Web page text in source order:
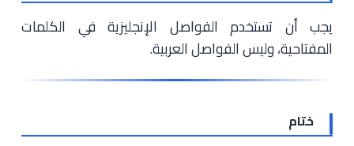
يجب أن تستخدم الفواصل الإنجليزية في الكلمات
المفتاحية، وليس الفواصل العربية.
ختام